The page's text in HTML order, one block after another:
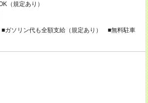
（規定あり）
ガソリン代も全額支給（規定あり） ■無料駐車